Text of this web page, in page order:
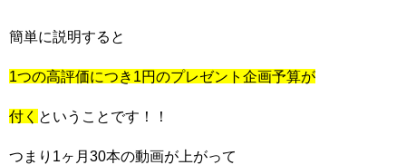
簡単に説明すると
1つの高評価につき1円のプレゼント企画予算が
付く ということです！！
つまり1ヶ月30本の動画が上がって